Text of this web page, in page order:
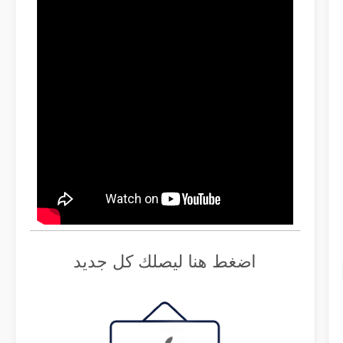
اضغط هنا ليصلك كل جديد